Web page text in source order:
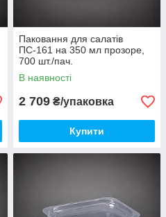
Паковання для салатів
ПС-161 на 350 мл прозоре,
700 шт./пач.
В наявності
2 709 ₴/упаковка
Купити